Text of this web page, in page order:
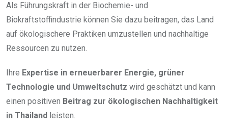
Als Führungskraft in der Biochemie- und
Biokraftstoffindustrie können Sie dazu beitragen, das Land
auf ökologischere Praktiken umzustellen und nachhaltige
Ressourcen zu nutzen.
Ihre Expertise in erneuerbarer Energie, grüner
Technologie und Umweltschutz wird geschätzt und kann
einen positiven Beitrag zur ökologischen Nachhaltigkeit
in Thailand leisten.